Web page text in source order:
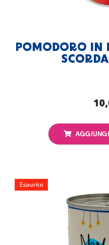
POMODORO IN
Esaurito